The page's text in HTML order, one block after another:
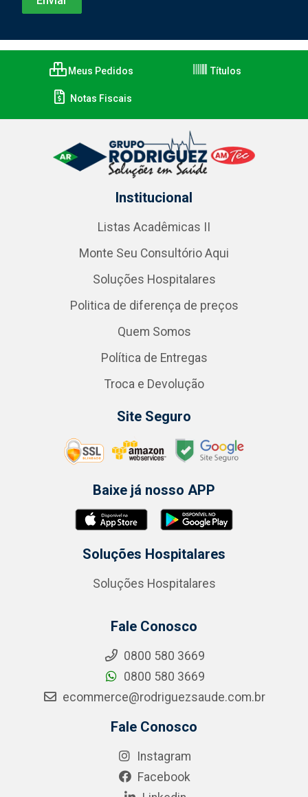
Meus Pedidos Títulos
Notas Fiscais
Institucional
Listas Acadêmicas II
Monte Seu Consultório Aqui
Soluções Hospitalares
Politica de diferença de preços
Quem Somos
Política de Entregas
Troca e Devolução
Site Seguro
Baixe já nosso APP
Soluções Hospitalares
Soluções Hospitalares
Fale Conosco
0800 580 3669
0800 580 3669
ecommerce@rodriguezsaude.com.br
Fale Conosco
Instagram
Facebook